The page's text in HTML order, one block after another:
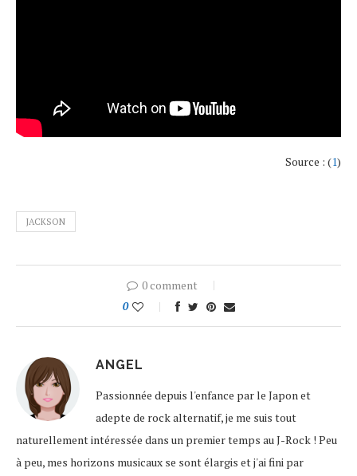
Source : (1)
JACKSON
0 comment
0
ANGEL
Passionnée depuis l'enfance par le Japon et
adepte de rock alternatif, je me suis tout
naturellement intéressée dans un premier temps au J-Rock ! Peu
à peu, mes horizons musicaux se sont élargis et j'ai fini par